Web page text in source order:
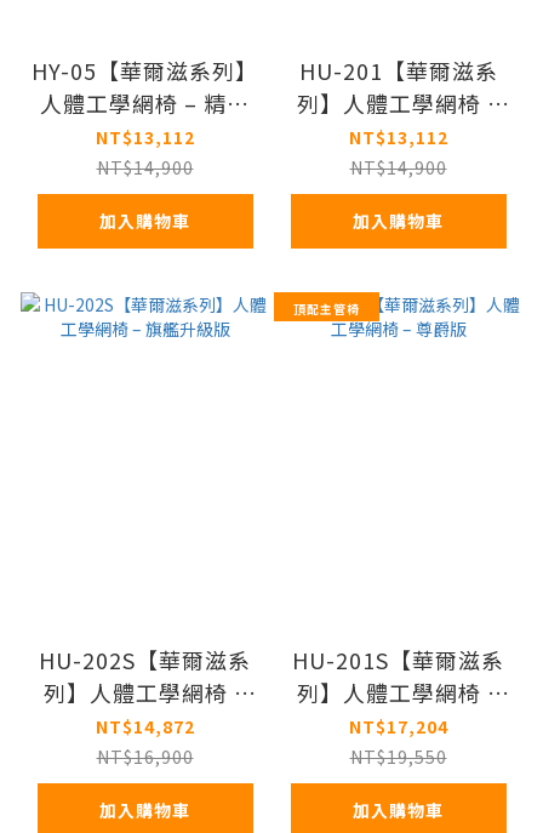
HY-05【華爾滋系列】
人體工學網椅 – 精裝
版
NT$13,112
NT$14,900
加入購物車
HU-201【華爾滋系
列】人體工學網椅 –
旗艦版
NT$13,112
NT$14,900
加入購物車
HU-202S【華爾滋系
列】人體工學網椅 –
旗艦升級版
NT$14,872
NT$16,900
加入購物車
頂配主管椅
HU-201S【華爾滋系
列】人體工學網椅 –
尊爵版
NT$17,204
NT$19,550
加入購物車